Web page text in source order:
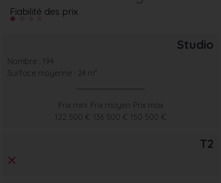
Fiabilité des prix
Studio
Nombre : 194
Surface moyenne : 24 m²
Prix mini
122 500 €
Prix moyen
136 500 €
Prix max
150 500 €
T2